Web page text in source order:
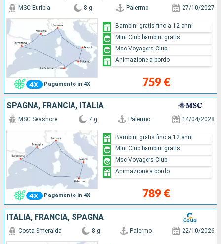
Pagamento in 4X
MSC Euribia 8 g Palermo 27/10/2027
759 €
Bambini gratis fino a 12 anni
Mini Club bambini gratis
Msc Voyagers Club
Animazione a bordo
SPAGNA, FRANCIA, ITALIA
Pagamento in 4X
MSC Seashore 7 g Palermo 14/04/2028
789 €
Bambini gratis fino a 12 anni
Mini Club bambini gratis
Msc Voyagers Club
Animazione a bordo
ITALIA, FRANCIA, SPAGNA
Costa Smeralda 8 g Palermo 22/10/2026